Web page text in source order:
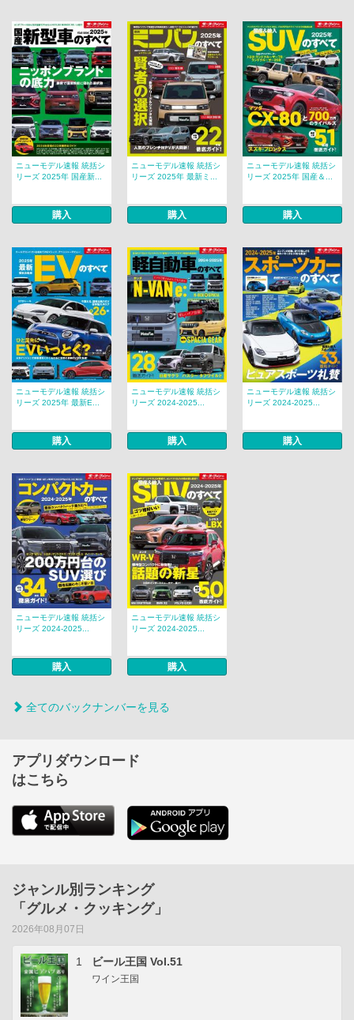
ニューモデル速報 統括シ
リーズ 2025年 国産新...
購入
ニューモデル速報 統括シ
リーズ 2025年 最新ミ...
購入
ニューモデル速報 統括シ
リーズ 2025年 国産＆...
購入
ニューモデル速報 統括シ
リーズ 2025年 最新E...
購入
ニューモデル速報 統括シ
リーズ 2024-2025...
購入
ニューモデル速報 統括シ
リーズ 2024-2025...
購入
ニューモデル速報 統括シ
リーズ 2024-2025...
購入
ニューモデル速報 統括シ
リーズ 2024-2025...
購入
全てのバックナンバーを見る
アプリダウンロード
はこちら
ジャンル別ランキング
「グルメ・クッキング」
2026年08月07日
1 ビール王国 Vol.51
ワイン王国